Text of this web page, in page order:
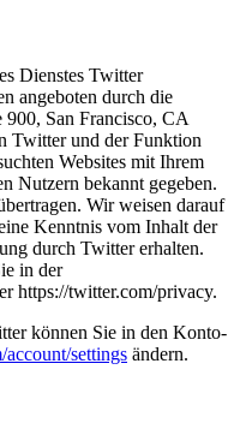
Dienstes Twitter
angeboten durch die
San Francisco, CA
Twitter und der Funktion
Websites mit Ihrem
Nutzern bekannt gegeben.
Wir weisen darauf
Kenntnis vom Inhalt der
durch Twitter erhalten.
in der
https://twitter.com/privacy.
können Sie in den Konto-
settings ändern.